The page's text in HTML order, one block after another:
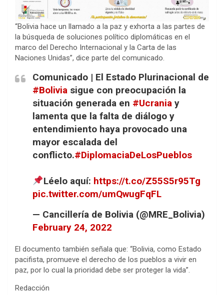
“Bolivia hace un llamado a la paz y exhorta a las partes de
la búsqueda de soluciones político diplomáticas en el
marco del Derecho Internacional y la Carta de las
Naciones Unidas”, dice parte del comunicado.
Comunicado | El Estado Plurinacional de
#Bolivia sigue con preocupación la
situación generada en #Ucrania y
lamenta que la falta de diálogo y
entendimiento haya provocado una
mayor escalada del
conflicto.#DiplomaciaDeLosPueblos
Léelo aquí: https://t.co/Z55S5r95Tg
pic.twitter.com/umQwugFqFL
— Cancillería de Bolivia (@MRE_Bolivia)
February 24, 2022
El documento también señala que: “Bolivia, como Estado
pacifista, promueve el derecho de los pueblos a vivir en
paz, por lo cual la prioridad debe ser proteger la vida”.
Redacción